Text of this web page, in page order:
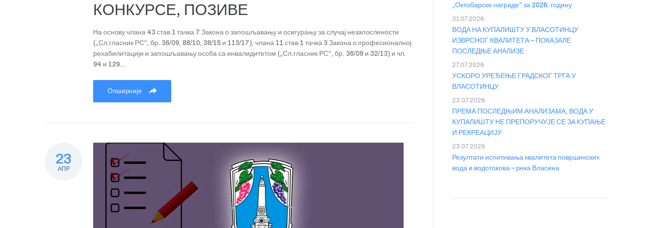
КОНКУРСЕ, ПОЗИВЕ
На основу члана 43 став 1 тачка 7 Закона о запошљавању и осигурању за случај незапослености
(„Сл.гласник РС“, бр. 36/09, 88/10, 38/15 и 113/17), члана 11 став 1 тачка 3 Закона о професионалној
рехабилитацији и запошљавању особа са инвалидитетом („Сл.гласник РС“, бр. 36/09 и 32/13) и чл.
94 и 129...
Опширније
23
АПР
„Октобарске награде” за 2026. годину
ВОДА НА КУПАЛИШТУ У ВЛАСОТИНЦУ
ИЗВРСНОГ КВАЛИТЕТА – ПОКАЗАЛЕ
ПОСЛЕДЊЕ АНАЛИЗЕ
31.07.2026.
УСКОРО УРЕЂЕЊЕ ГРАДСКОГ ТРГА У
ВЛАСОТИНЦУ
27.07.2026.
ПРЕМА ПОСЛЕДЊИМ АНАЛИЗАМА, ВОДА У
КУПАЛИШТУ НЕ ПРЕПОРУЧУЈЕ СЕ ЗА КУПАЊЕ
И РЕКРЕАЦИЈУ
23.07.2026.
Резултати испитивања квалитета површинских
вода и водотокова – река Власина
23.07.2026.